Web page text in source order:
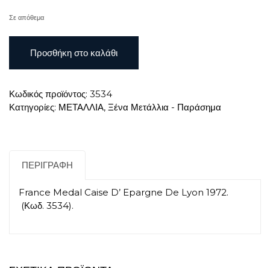
Σε απόθεμα
Medal
Caise
Epargne
De
Προσθήκη στο καλάθι
Κωδικός προϊόντος: 3534
Κατηγορίες: ΜΕΤΑΛΛΙΑ, Ξένα Μετάλλια - Παράσημα
ΠΕΡΙΓΡΑΦΉ
France Medal Caise D’ Epargne De Lyon 1972.
(Κωδ. 3534).